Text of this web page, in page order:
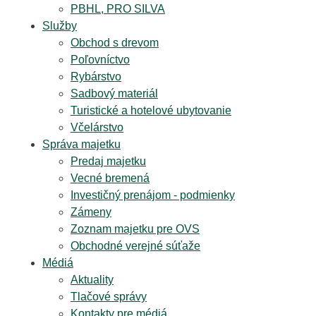
PBHL, PRO SILVA
Služby
Obchod s drevom
Poľovníctvo
Rybárstvo
Sadbový materiál
Turistické a hotelové ubytovanie
Včelárstvo
Správa majetku
Predaj majetku
Vecné bremená
Investičný prenájom - podmienky
Zámeny
Zoznam majetku pre OVS
Obchodné verejné súťaže
Médiá
Aktuality
Tlačové správy
Kontakty pre médiá